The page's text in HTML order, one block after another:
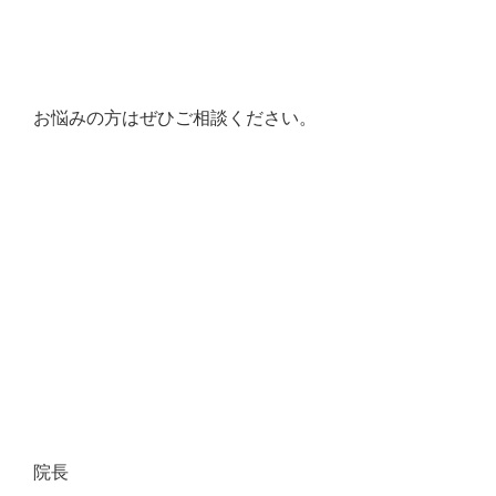
お悩みの方はぜひご相談ください。
院長